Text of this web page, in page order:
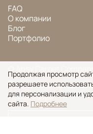
FAQ
О компании
Блог
Портфолио
© Ansy Carpet
Политика
Поиск ковра
Продолжая просмотр
разрешаете
для персонализации и
сайта. Подробнее